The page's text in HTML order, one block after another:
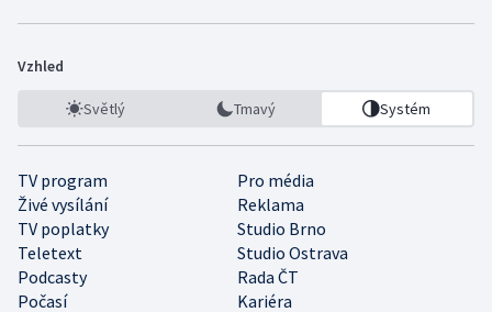
Vzhled
Světlý Tmavý Systém
TV program
Pro média
Živé vysílání
Reklama
TV poplatky
Studio Brno
Teletext
Studio Ostrava
Podcasty
Rada ČT
Počasí
Kariéra